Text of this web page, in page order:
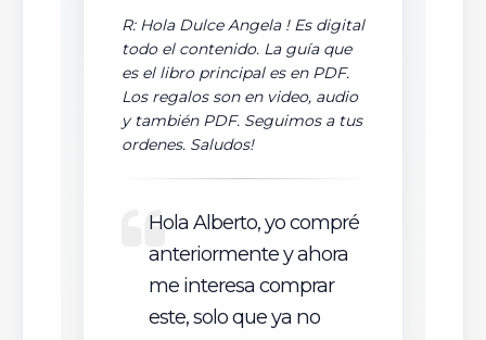
R: Hola Dulce Angela ! Es digital
todo el contenido. La guía que
es el libro principal es en PDF.
Los regalos son en video, audio
y también PDF. Seguimos a tus
ordenes. Saludos!
Hola Alberto, yo compré
anteriormente y ahora
me interesa comprar
este, solo que ya no